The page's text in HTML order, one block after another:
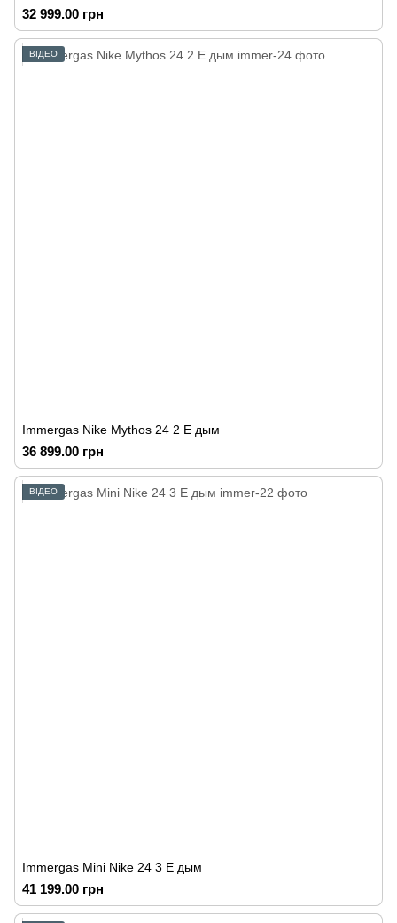
32 999.00 грн
ВІДЕО
Immergas Nike Mythos 24 2 E дым
36 899.00 грн
ВІДЕО
Immergas Mini Nike 24 3 E дым
41 199.00 грн